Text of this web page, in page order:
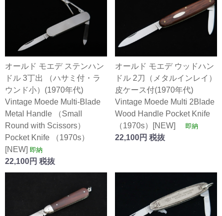
オールド モエデ ステンハン
ドル 3丁出 （ハサミ付・ラ
ウンド小）(1970年代)
Vintage Moede Multi-Blade
Metal Handle （Small
Round with Scissors）
Pocket Knife （1970s）
[NEW] 即納
22,100円 税抜
オールド モエデ ウッドハン
ドル 2刀（メタルインレイ）
皮ケース付(1970年代)
Vintage Moede Multi 2Blade
Wood Handle Pocket Knife
（1970s）[NEW]
即納
22,100円 税抜